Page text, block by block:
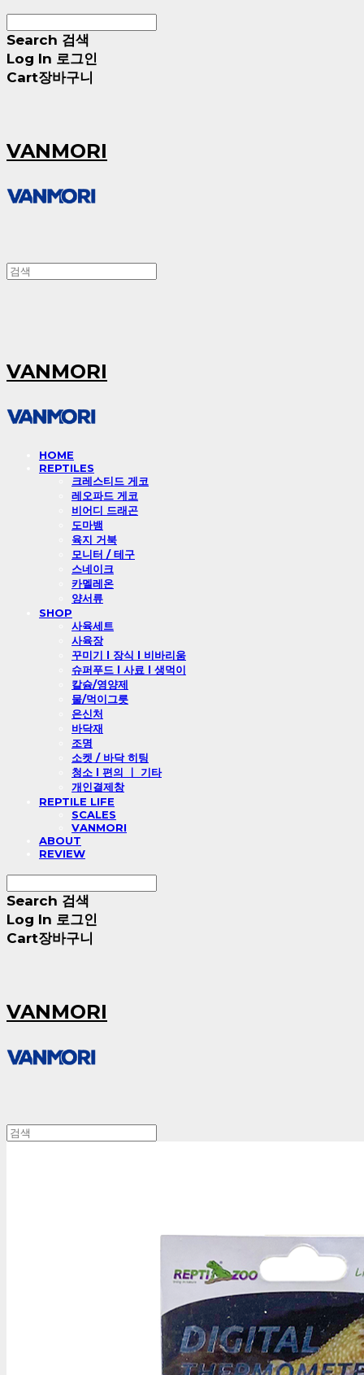
Search 검색
Log In 로그인
Cart장바구니
VANMORI
VANMORI
HOME
REPTILES
크레스티드 게코
레오파드 게코
비어디 드래곤
도마뱀
육지 거북
모니터 / 테구
스네이크
카멜레온
양서류
SHOP
사육세트
사육장
꾸미기 l 장식 l 비바리움
슈퍼푸드 l 사료 l 생먹이
칼슘/영양제
물/먹이그릇
은신처
바닥재
조명
소켓 / 바닥 히팅
청소 l 편의 ㅣ 기타
개인결제창
REPTILE LIFE
SCALES
VANMORI
ABOUT
REVIEW
Search 검색
Log In 로그인
Cart장바구니
VANMORI